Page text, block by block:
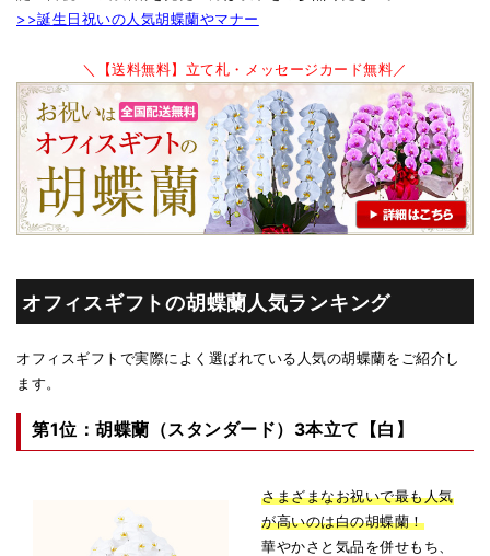
>>誕生日祝いの人気胡蝶蘭やマナー
＼【送料無料】立て札・メッセージカード無料／
オフィスギフトの胡蝶蘭人気ランキング
オフィスギフトで実際によく選ばれている人気の胡蝶蘭をご紹介し
ます。
第1位：胡蝶蘭（スタンダード）3本立て【白】
さまざまなお祝いで最も人気
が高いのは白の胡蝶蘭！
華やかさと気品を併せもち、